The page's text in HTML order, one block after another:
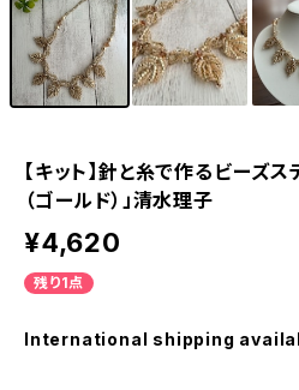
【キット】針と糸で作るビーズ
（ゴールド）」清水理子
¥4,620
残り1点
International shipping